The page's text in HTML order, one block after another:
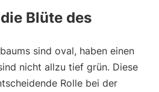
Blüte des
sind oval, haben einen
nicht allzu tief grün. Diese
Rolle bei der